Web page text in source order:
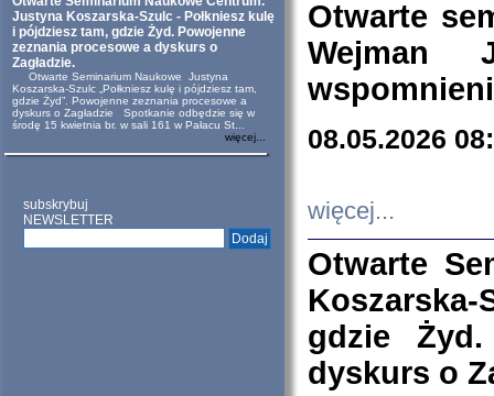
Justyna Koszarska-Szulc - Połkniesz kulę
i pójdziesz tam, gdzie Żyd. Powojenne
zeznania procesowe a dyskurs o
Zagładzie.
Otwarte Seminarium Naukowe Justyna
Koszarska-Szulc „Połkniesz kulę i pójdziesz tam,
gdzie Żyd”. Powojenne zeznania procesowe a
dyskurs o Zagładzie Spotkanie odbędzie się w
środę 15 kwietnia br. w sali 161 w Pałacu St...
więcej...
subskrybuj
NEWSLETTER
Otwarte
Wejman
08.05.2026
więcej...
Otwarte
Koszarska-
gdzie
dyskurs o